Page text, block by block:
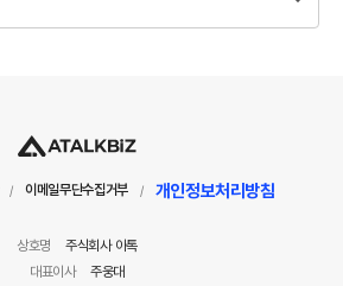
/ 이메일무단수집거부 / 개인정보처리방침
상호명
주식회사 아톡
대표이사
주웅대